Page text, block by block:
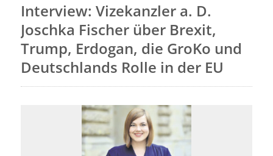
Interview: Vizekanzler a. D.
Joschka Fischer über Brexit,
Trump, Erdogan, die GroKo und
Deutschlands Rolle in der EU